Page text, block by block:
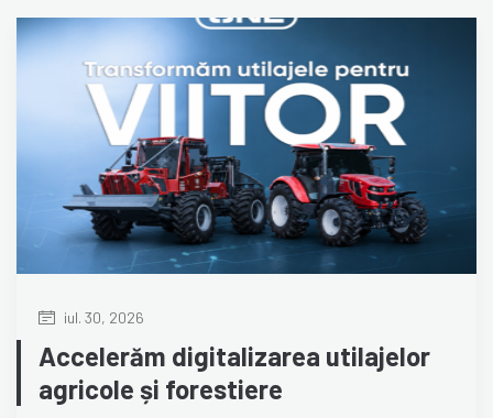
iul. 30, 2026
Accelerăm digitalizarea utilajelor
agricole și forestiere